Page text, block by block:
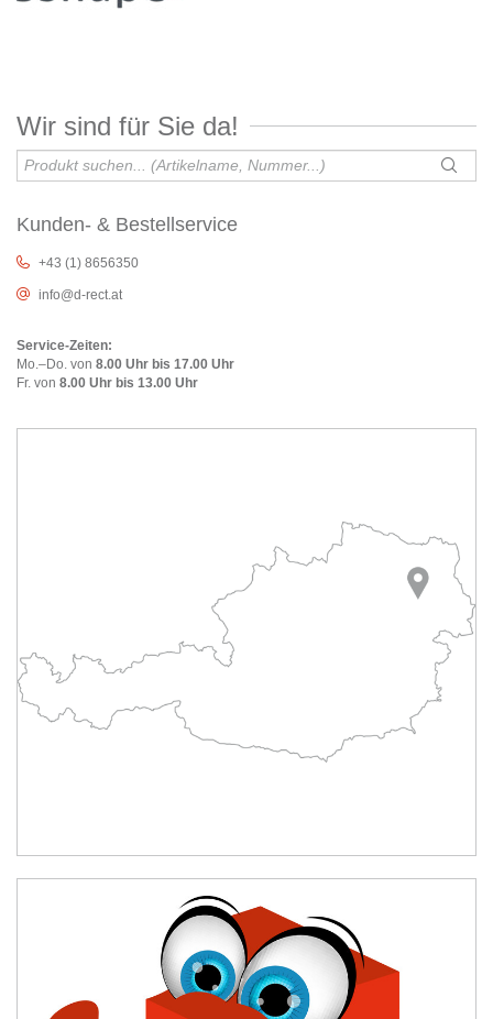
Wir sind für Sie da!
Kunden- & Bestellservice
+43 (1) 8656350
info@d-rect.at
Service-Zeiten:
Mo.–Do. von 8.00 Uhr bis 17.00 Uhr
Fr. von 8.00 Uhr bis 13.00 Uhr